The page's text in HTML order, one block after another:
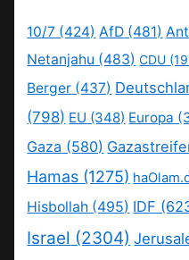
10/7 (424) AfD (481)
Netanjahu (483) CDU
Berger (437)
(798) EU (348) Europa
Gaza (580)
Hamas (1275)
Hisbollah (495) IDF
Israel (2304)